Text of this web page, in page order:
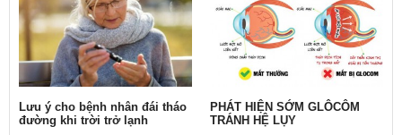
Lưu ý cho bệnh nhân đái tháo
đường khi trời trở lạnh
PHÁT HIỆN SỚM GLÔCÔM
TRÁNH HỆ LỤY